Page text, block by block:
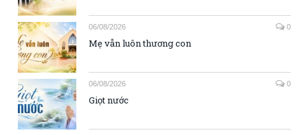
06/08/2026 0
Mẹ vẫn luôn thương con
06/08/2026 0
Giọt nước